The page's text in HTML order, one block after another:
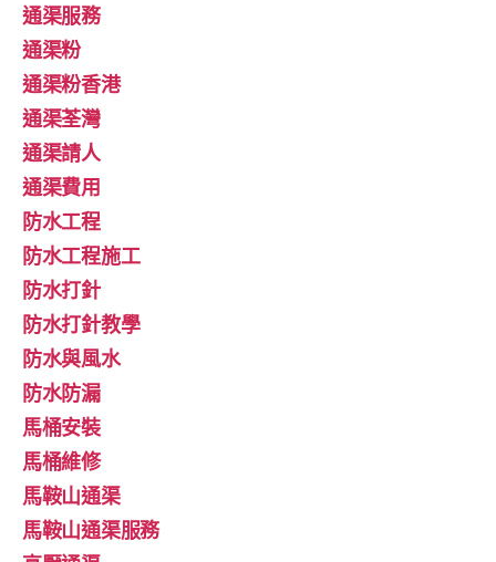
通渠服務
通渠粉
通渠粉香港
通渠荃灣
通渠請人
通渠費用
防水工程
防水工程施工
防水打針
防水打針教學
防水與風水
防水防漏
馬桶安裝
馬桶維修
馬鞍山通渠
馬鞍山通渠服務